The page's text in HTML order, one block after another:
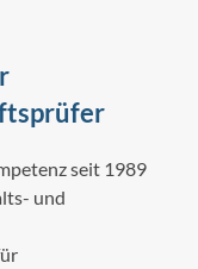
seit 1989
und